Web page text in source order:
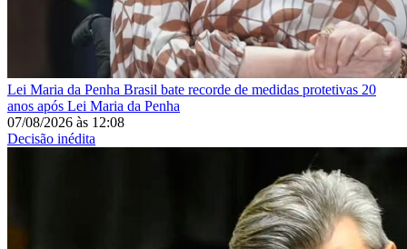
Lei Maria da Penha Brasil bate recorde de medidas protetivas 20
anos após Lei Maria da Penha
07/08/2026 às 12:08
Decisão inédita